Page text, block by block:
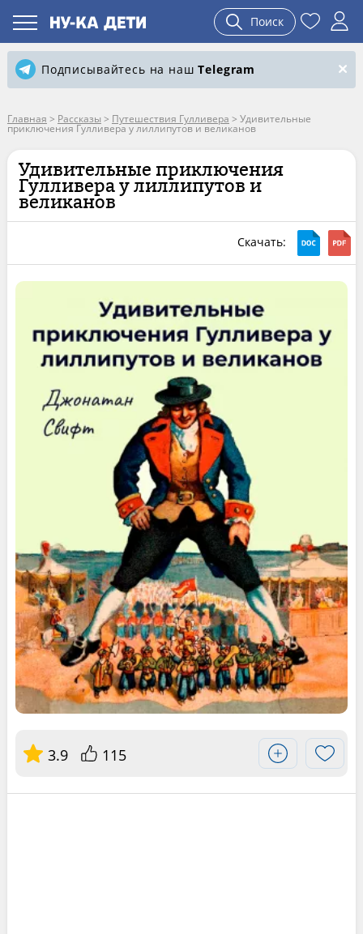
Поиск
Подписывайтесь на нашTelegram
Главная > Рассказы > Путешествия Гулливера > Удивительные
приключения Гулливера у лиллипутов и великанов
Удивительные приключения
Гулливера у лиллипутов и
великанов
Скачать:
3.9 115